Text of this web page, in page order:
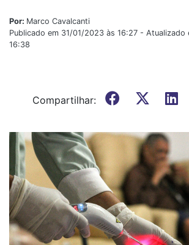
Por: Marco Cavalcanti
Publicado em 31/01/2023 às 16:27 -
16:38
Compartilhar: